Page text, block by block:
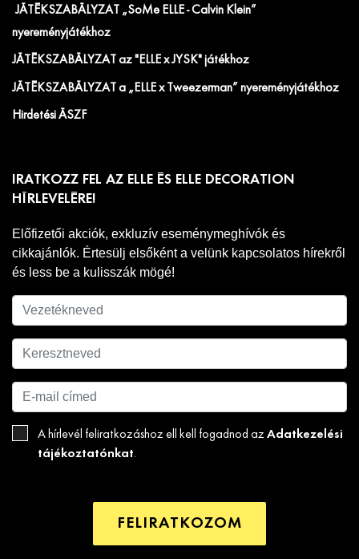
JÁTÉKSZABÁLYZAT „SoMe ELLE - Calvin Klein”
nyereményjátékhoz
JÁTÉKSZABÁLYZAT az "ELLE x JYSK" játékhoz
JÁTÉKSZABÁLYZAT a „ELLE x Tweezerman” nyereményjátékhoz
Hirdetési ÁSZF
IRATKOZZ FEL AZ ELLE ÉS ELLE DECORATION
HÍRLEVELÉRE!
Előfizetői akciók, exkluzív eseménymeghívók és
cikkajánlók. Értesülj elsőként a velünk kapcsolatos hírekről
és less be a kulisszák mögé!
A hírlevél feliratkozáshoz ell kell fogadnod az Adatkezelési
tájékoztatónkat.
FELIRATKOZOM